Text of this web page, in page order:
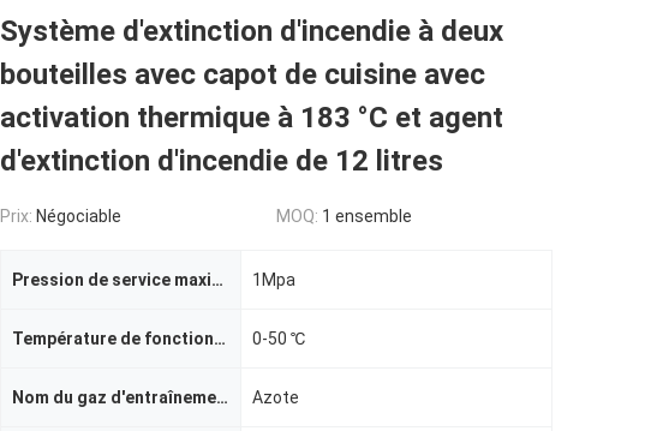
Système d'extinction d'incendie à deux
bouteilles avec capot de cuisine avec
activation thermique à 183 °C et agent
d'extinction d'incendie de 12 litres
Prix: Négociable MOQ: 1 ensemble
Pression de service maximale de l'appareil 1Mpa
Température de fonctionnement 0-50 ℃
Nom du gaz d'entraînement Azote